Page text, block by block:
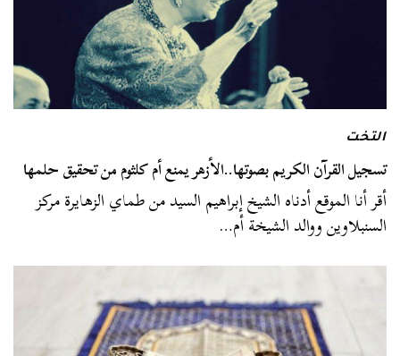
التخت
تسجيل القرآن الكريم بصوتها..الأزهر يمنع أم كلثوم من تحقيق حلمها
أقر أنا الموقع أدناه الشيخ إبراهيم السيد من طماي الزهايرة مركز
السنبلاوين ووالد الشيخة أم…